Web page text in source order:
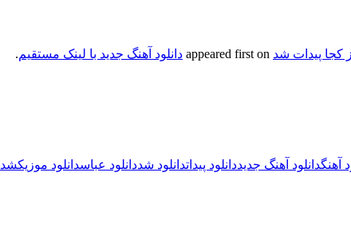
کجا پیدات شد دانلود آهنگ جدید با لینک مستقیم.
آهنگدانلود آهنگ جدیددانلود پیداتدانلود شددانلود عباسدانلود موزیکشد